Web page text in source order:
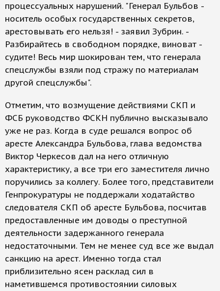
процессуальных нарушений. "Генерал Бульбов -
носитель особых государственных секретов,
арестовывать его нельзя! - заявил Зубрин. -
Разбирайтесь в свободном порядке, виноват -
судите! Весь мир шокирован тем, что генерала
спецслужбы взяли под стражу по материалам
другой спецслужбы".
Отметим, что возмущение действиями СКП и
ФСБ руководство ФСКН публично высказывало
уже не раз. Когда в суде решался вопрос об
аресте Александра Бульбова, глава ведомства
Виктор Черкесов дал на него отличную
характеристику, а все три его заместителя лично
поручились за коллегу. Более того, представители
Генпрокуратуры не поддержали ходатайство
следователя СКП об аресте Бульбова, посчитав
предоставленные им доводы о преступной
деятельности задержанного генерала
недостаточными. Тем не менее суд все же выдал
санкцию на арест. Именно тогда стал
приблизительно ясен расклад сил в
наметившемся противостоянии силовых